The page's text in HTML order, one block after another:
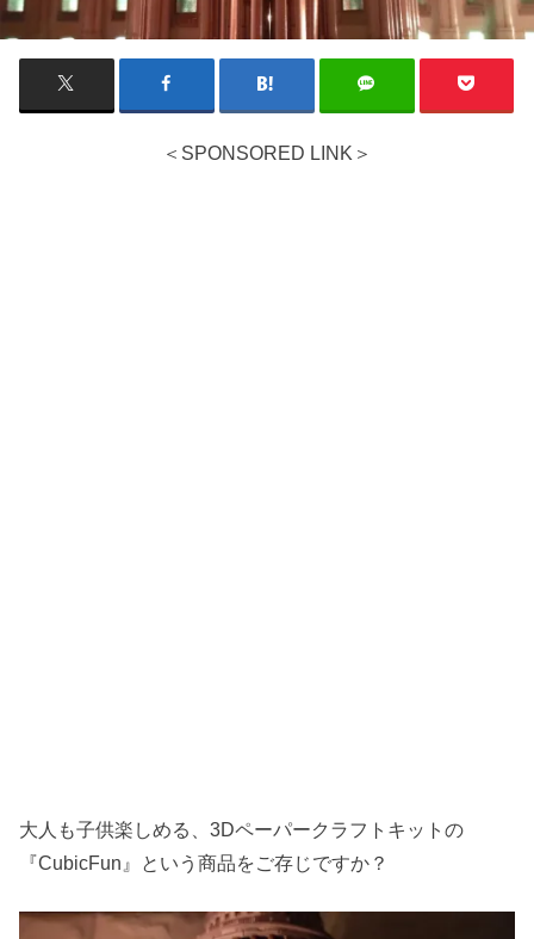
＜SPONSORED LINK＞
大人も子供楽しめる、3Dペーパークラフトキットの
『CubicFun』という商品をご存じですか？